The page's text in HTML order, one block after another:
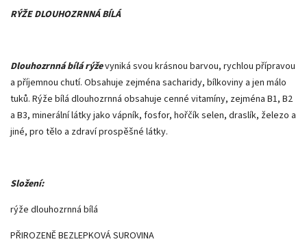
RÝŽE DLOUHOZRNNÁ BÍLÁ
Dlouhozrnná bílá rýževyniká svou krásnou barvou, rychlou přípravou
a příjemnou chutí. Obsahuje zejména sacharidy, bílkoviny a jen málo
tuků. Rýže bílá dlouhozrnná obsahuje cenné vitamíny, zejména B1, B2
a B3, minerální látky jako vápník, fosfor, hořčík selen, draslík, železo a
jiné, pro tělo a zdraví prospěšné látky.
Složení:
rýže dlouhozrnná bílá
PŘIROZENĚ BEZLEPKOVÁ SUROVINA